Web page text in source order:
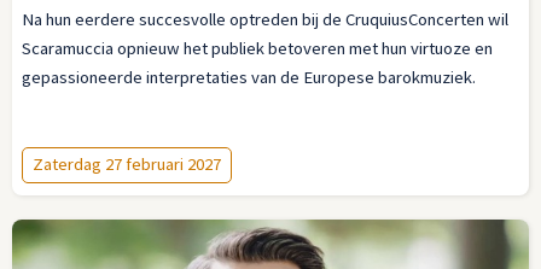
Na hun eerdere succesvolle optreden bij de CruquiusConcerten wil
Scaramuccia opnieuw het publiek betoveren met hun virtuoze en
gepassioneerde interpretaties van de Europese barokmuziek.
Zaterdag 27 februari 2027